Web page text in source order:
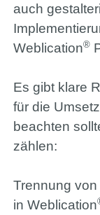
auch
Weblication®
Es gibt klare
für die
beachten
zählen:
Trennung
in Weblication